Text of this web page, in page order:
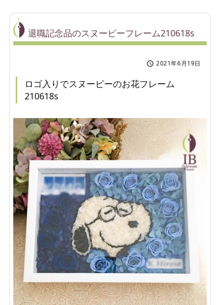
退職記念品のスヌーピーフレーム210618s
 2021年6月19日
ロゴ入りでスヌーピーのお花フレーム
210618s